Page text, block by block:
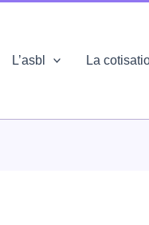
L’asbl La